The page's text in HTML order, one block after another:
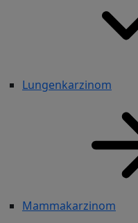
Lungenkarzinom
Mammakarzinom